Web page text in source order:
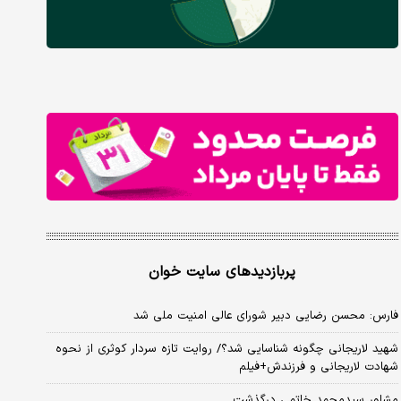
پربازدیدهای سایت خوان
فارس: محسن رضایی دبیر شورای عالی امنیت ملی شد
شهید لاریجانی چگونه شناسایی شد؟/ روایت تازه سردار کوثری از نحوه
شهادت لاریجانی و فرزندش+فیلم